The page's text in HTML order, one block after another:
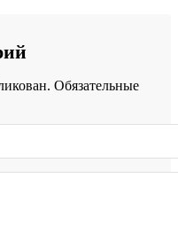
Обязательные